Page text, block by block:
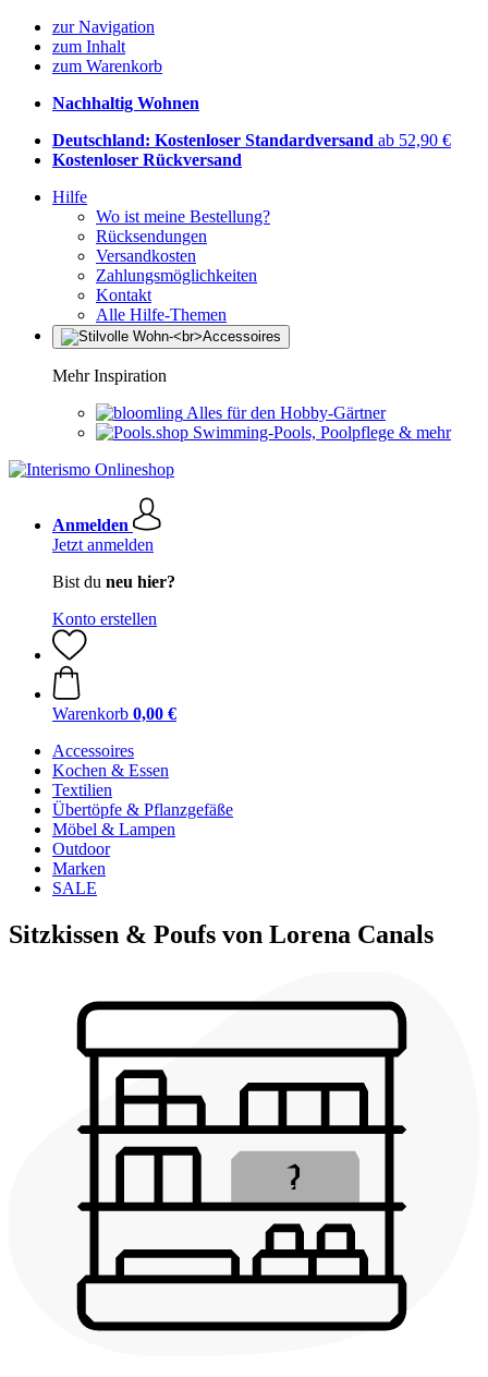
zur Navigation
zum Inhalt
zum Warenkorb
Nachhaltig Wohnen
Deutschland: Kostenloser Standardversand ab 52,90 €
Kostenloser Rückversand
Hilfe
Wo ist meine Bestellung?
Rücksendungen
Versandkosten
Zahlungsmöglichkeiten
Kontakt
Alle Hilfe-Themen
Mehr Inspiration
Alles für den Hobby-Gärtner
Swimming-Pools, Poolpflege & mehr
Anmelden
Jetzt anmelden
Bist du neu hier?
Konto erstellen
Warenkorb 0,00 €
Accessoires
Kochen & Essen
Textilien
Übertöpfe & Pflanzgefäße
Möbel & Lampen
Outdoor
Marken
SALE
Sitzkissen & Poufs von Lorena Canals